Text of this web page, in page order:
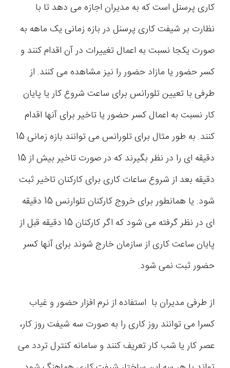
کاری پرسنل است که به مدیران اجازه می دهد تا با
نظارت بر شیفت کاری پرسنل در بازه زمانی یک ماهه به
صورت یکجا نسبت به اعمال تغییرات در آن اقدام کنند و
کسر حضور یا مازاد حضور را نیز مشاهده می کنند. از
طرفی با تعیین تلورانس برای ساعت شروع کار یا پایان
کار نسبت به اعمال کسر حضور یا تاخیر برای آنها اقدام
کنند. به طور مثال برای تلورانس می توانند بازه زمانی 15
دقیقه ای را در نظر بگیرند که در صورت تاخیر بیش از 15
دقیقه بعد از شروع ساعات کاری برای کارکنان تاخیر ثبت
شود. یا همانطور برای خروج کارکنان تلوارنس 15 دقیقه
ای در نظر گرفته می شود که اگر کارکنان 15 دقیقه قبل از
پایان ساعت کاری از سازمان خارج شوند برای آنها کسر
حضور ثبت نمی شود.
از طرفی مدیران با استفاده از نرم افزار حضور و غیاب
کسرا می توانند روز کاری را به صورت سه شیفت روز کار،
عصر کار یا شب کار تعریف کنند و سامانه کنترل تردد می